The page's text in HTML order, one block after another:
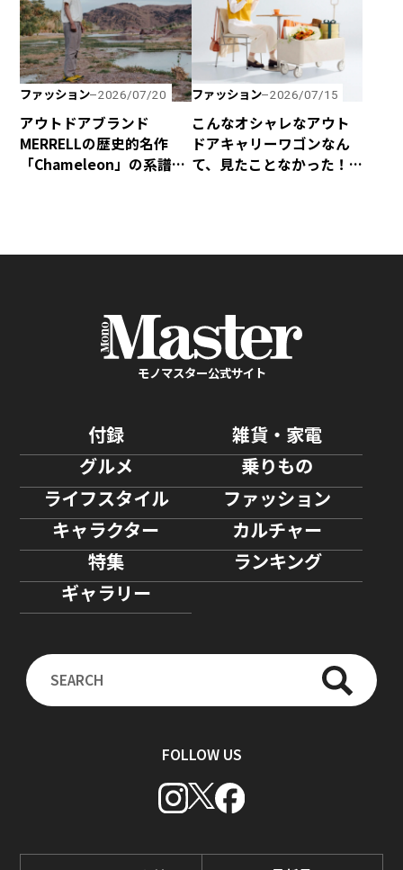
ファッション 2026/07/20
アウトドアブランド
MERRELLの歴史的名作
「Chameleon」の系譜を
ファッション 2026/07/15
こんなオシャレなアウト
ドアキャリーワゴンなん
て、見たことなかった！
モノマスター公式サイト
付録
雑貨・家電
グルメ
乗りもの
ライフスタイル
ファッション
キャラクター
カルチャー
特集
ランキング
ギャラリー
FOLLOW US